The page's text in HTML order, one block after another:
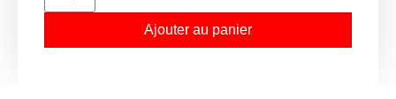
Ajouter au panier